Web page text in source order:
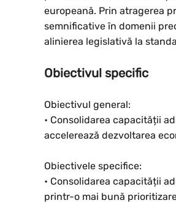
europeană. Prin atragerea
semnificative în domenii
alinierea legislativă la
Obiectivul specific
Obiectivul general:
• Consolidarea capacității
accelerează dezvoltarea
Obiectivele specifice:
• Consolidarea capacității
printr-o mai bună